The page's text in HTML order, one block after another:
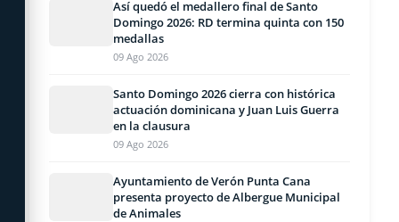
Así quedó el medallero final de Santo
Domingo 2026: RD termina quinta con 150
medallas
09 Ago 2026
Santo Domingo 2026 cierra con histórica
actuación dominicana y Juan Luis Guerra
en la clausura
09 Ago 2026
Ayuntamiento de Verón Punta Cana
presenta proyecto de Albergue Municipal
de Animales